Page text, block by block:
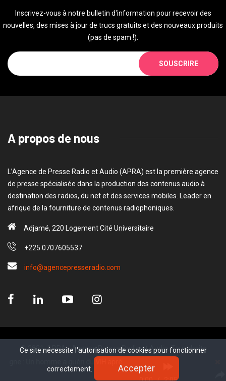
homme a guéri du VIH après une greffe de moelle osseuse
Ce site nécessite l'autorisation de cookies pour fonctionner
correctement. Accepter
Inscrivez-vous à notre bulletin d'information pour recevoir des
nouvelles, des mises à jour de trucs gratuits et des nouveaux produits
(pas de spam !).
SOUSCRIRE
A propos de nous
L’Agence de Presse Radio et Audio (APRA) est la première agence
de presse spécialisée dans la production des contenus audio à
destination des radios, du net et des services mobiles. Leader en
afrique de la fourniture de contenus radiophoniques.
Adjamé, 220 Logement Cité Universitaire
+225 0707605537
info@agencepresseradio.com
© 2021, APRA - Agence Presse Radio et Audio. Tous droits
www.sectester.io
Ce site nécessite l'autorisation de cookies pour fonctionner
correctement. Accepter